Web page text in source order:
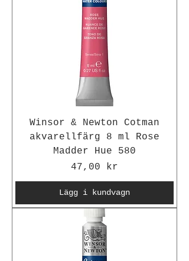
Winsor & Newton Cotman
akvarellfärg 8 ml Rose
Madder Hue 580
Pris
47,00 kr
Lägg i kundvagn